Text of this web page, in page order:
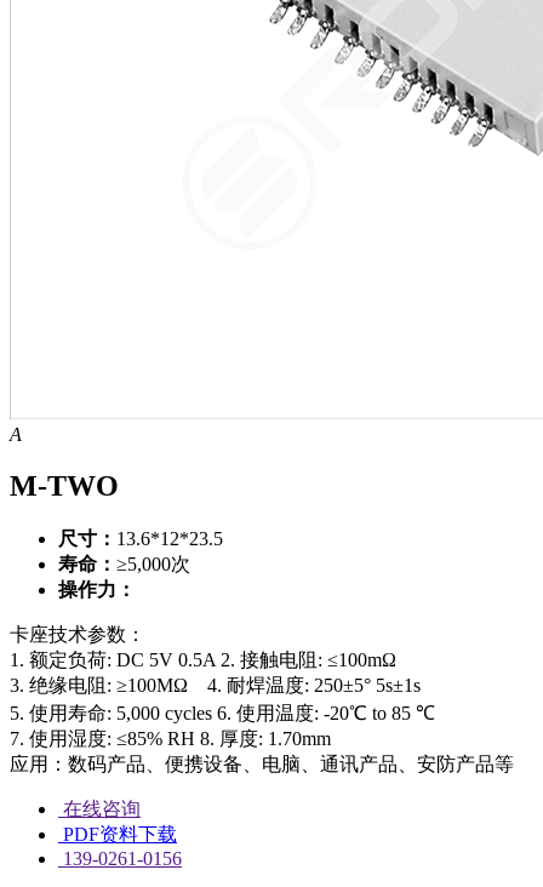
A
M-TWO
尺寸： 13.6*12*23.5
寿命： ≥5,000次
操作力：
卡座技术参数：
1. 额定负荷: DC 5V 0.5A 2. 接触电阻: ≤100mΩ
3. 绝缘电阻: ≥100MΩ
4. 耐焊温度: 250±5° 5s±1s
5. 使用寿命: 5,000 cycles 6. 使用温度: -20℃ to 85 ℃
7. 使用湿度: ≤85% RH 8. 厚度: 1.70mm
应用：数码产品、便携设备、电脑、通讯产品、安防产品等
在线咨询
PDF资料下载
139-0261-0156